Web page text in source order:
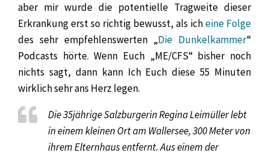
aber mir wurde die potentielle Tragweite dieser
Erkrankung erst so richtig bewusst, als icheine Folge
des sehr empfehlenswerten „Die Dunkelkammer“
Podcasts hörte. Wenn Euch „ME/CFS“ bisher noch
nichts sagt, dann kann Ich Euch diese 55 Minuten
wirklich sehr ans Herz legen.
Die 35jährige Salzburgerin Regina Leimüller lebt
in einem kleinen Ort am Wallersee, 300 Meter von
ihrem Elternhaus entfernt. Aus einem der